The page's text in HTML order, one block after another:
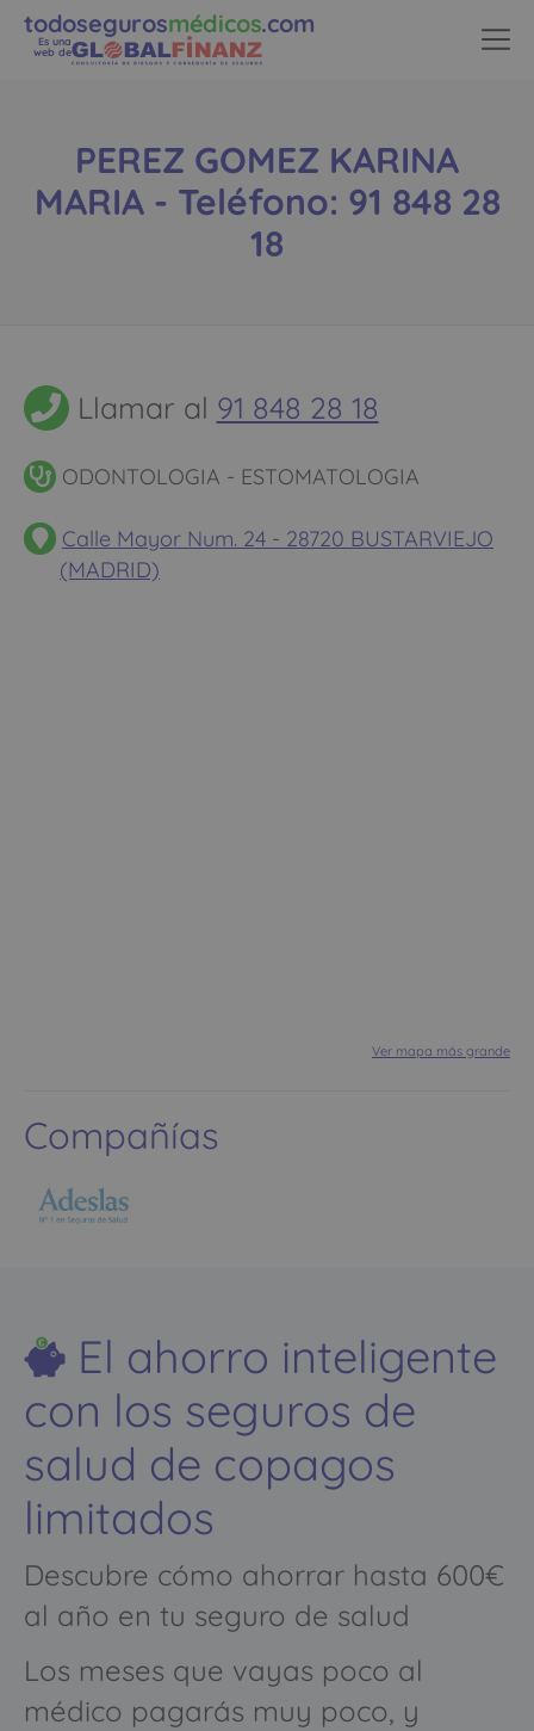
todosegurosmédicos.com
Es una
web de
PEREZ GOMEZ KARINA
MARIA - Teléfono: 91 848 28
18
Llamar al 91 848 28 18
ODONTOLOGIA - ESTOMATOLOGIA
Calle Mayor Num. 24 - 28720 BUSTARVIEJO
(MADRID)
Ver mapa más grande
Compañías
El ahorro inteligente
con los seguros de
salud de copagos
limitados
Descubre cómo ahorrar hasta 600€
al año en tu seguro de salud
Los meses que vayas poco al
médico pagarás muy poco, y